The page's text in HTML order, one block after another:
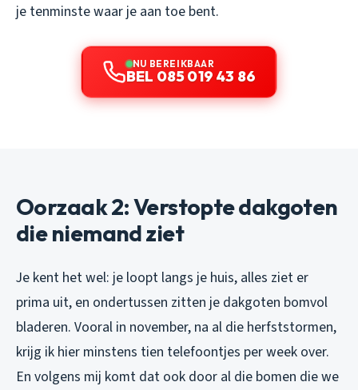
je tenminste waar je aan toe bent.
NU BEREIKBAAR
BEL 085 019 43 86
Oorzaak 2: Verstopte dakgoten
die niemand ziet
Je kent het wel: je loopt langs je huis, alles ziet er
prima uit, en ondertussen zitten je dakgoten bomvol
bladeren. Vooral in november, na al die herfststormen,
krijg ik hier minstens tien telefoontjes per week over.
En volgens mij komt dat ook door al die bomen die we